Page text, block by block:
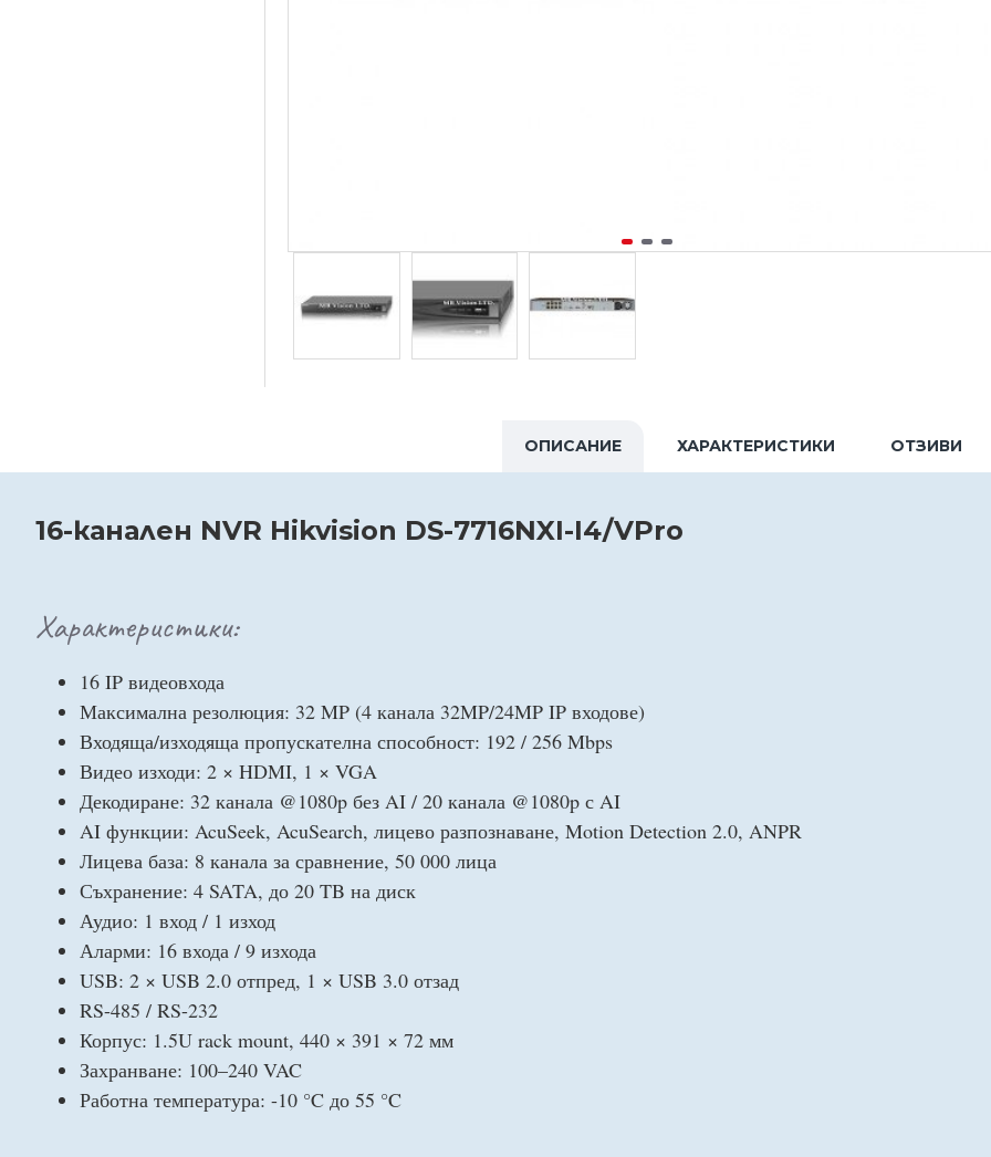
ОПИСАНИЕ ХАРАКТЕРИСТИКИ ОТЗИВИ
16-канален NVR Hikvision DS-7716NXI-I4/VPro
Характеристики:
16 IP видеовхода
Максимална резолюция: 32 MP (4 канала 32MP/24MP IP входове)
Входяща/изходяща пропускателна способност: 192 / 256 Mbps
Видео изходи: 2 × HDMI, 1 × VGA
Декодиране: 32 канала @1080p без AI / 20 канала @1080p с AI
AI функции: AcuSeek, AcuSearch, лицево разпознаване, Motion Detection 2.0, ANPR
Лицева база: 8 канала за сравнение, 50 000 лица
Съхранение: 4 SATA, до 20 TB на диск
Аудио: 1 вход / 1 изход
Аларми: 16 входа / 9 изхода
USB: 2 × USB 2.0 отпред, 1 × USB 3.0 отзад
RS-485 / RS-232
Корпус: 1.5U rack mount, 440 × 391 × 72 мм
Захранване: 100–240 VAC
Работна температура: -10 °C до 55 °C